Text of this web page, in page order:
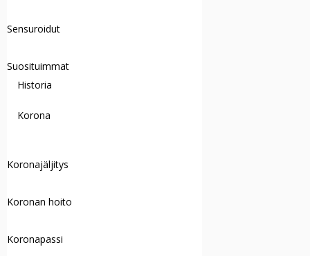
Sensuroidut
Suosituimmat
Historia
Korona
Koronajäljitys
Koronan hoito
Koronapassi